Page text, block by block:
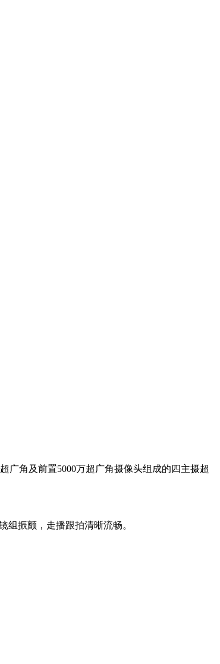
广角及前置5000万超广角摄像头组成的四主摄超
振颤，走播跟拍清晰流畅。